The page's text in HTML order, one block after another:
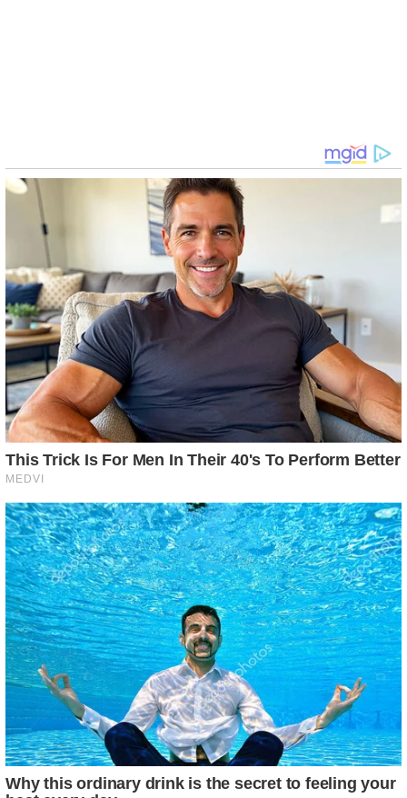
BUZZDAY
10 rzeczy, których faceci nigdy Ci nie powiedzą. Numer 5
szokuje!
THE BUSINESS LEADS
Tom Selleck's Home Will Leave You Speechless - Take A
Look